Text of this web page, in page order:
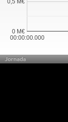
00:00:00.000
0 M€
0,5 M€
Jornada